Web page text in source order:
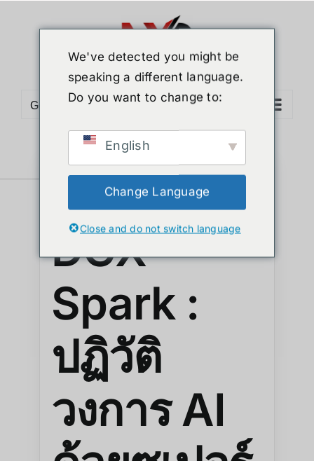
Go to...
NVIDIA
DGX
Spark :
ปฏิวัติ
วงการ AI
We've detected you might be
speaking a different language.
Do you want to change to:
English
Change Language
Close and do not switch language